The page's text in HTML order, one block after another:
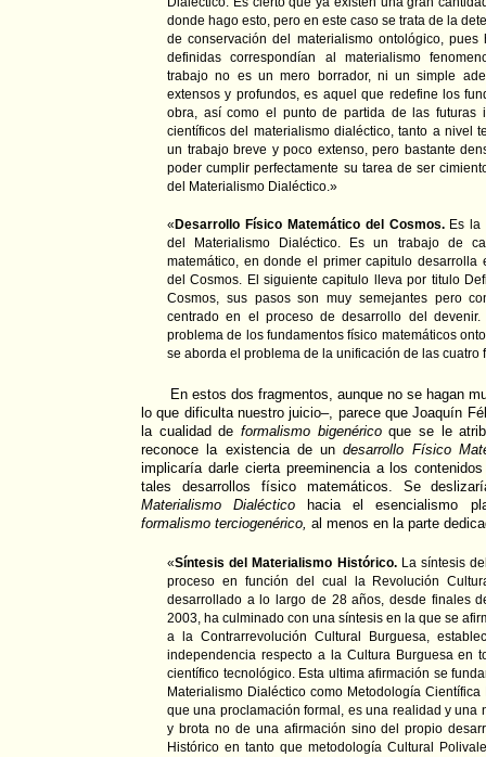
donde hago esto, pero en este caso se trata de la
de conservación del materialismo ontológico,
definidas correspondían al materialismo
trabajo no es un mero borrador, ni un simple
extensos y profundos, es aquel que redefine los
obra, así como el punto de partida de las futuras
científicos del materialismo dialéctico, tanto a nivel
un trabajo breve y poco extenso, pero bastante
poder cumplir perfectamente su tarea de ser
del Materialismo Dialéctico.»
« Desarrollo Físico Matemático del Cosmos.Es la
del Materialismo Dialéctico. Es un trabajo de
matemático, en donde el primer capitulo desarrolla
del Cosmos. El siguiente capitulo lleva por titulo
Cosmos, sus pasos son muy semejantes pero
centrado en el proceso de desarrollo del
problema de los fundamentos físico matemáticos
se aborda el problema de la unificación de las cuatro
En estos dos fragmentos, aunque no se hagan
lo que dificulta nuestro juicio–, parece que Joaquín
la cualidad de formalismo bigenéricoque se le
reconoce la existencia de undesarrollo Físico
implicaría darle cierta preeminencia a los
tales desarrollos físico matemáticos. Se
Materialismo Dialéctico
hacia el esencialismo
formalismo terciogenérico, al menos en la parte
«Síntesis del Materialismo Histórico.La síntesis
proceso en función del cual la Revolución
desarrollado a lo largo de 28 años, desde finales
2003, ha culminado con una síntesis en la que se
a la Contrarrevolución Cultural Burguesa,
independencia respecto a la Cultura Burguesa en
científico tecnológico. Esta ultima afirmación se
Materialismo Dialéctico como Metodología
que una proclamación formal, es una realidad y una
y brota no de una afirmación sino del propio
Histórico en tanto que metodología Cultural